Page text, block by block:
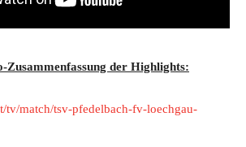
Zusammenfassung der Highlights:
tv/match/tsv-pfedelbach-fv-loechgau-